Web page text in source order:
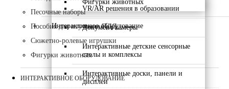
Фигурки животных
Интерактивное оборудование
VR/AR решения в образовании
Документ камеры
Интерактивные детские сенсорные
столы и комплексы
Интерактивные доски, панели и
дисплеи
Песочные наборы
Пособия для изучения ПДД
Сюжетно-ролевые игрушки
Фигурки животных
ИНТЕРАКТИВНОЕ ОБОРУДОВАНИЕ